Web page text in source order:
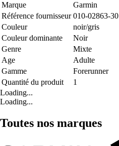
Marque
Garmin
Référence fournisseur 010-02863-30
Couleur
noir/gris
Couleur dominante
Noir
Genre
Mixte
Age
Adulte
Gamme
Forerunner
Quantité du produit
1
Loading...
Loading...
Toutes nos marques